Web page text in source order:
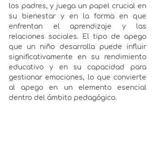
los padres, y juega un papel crucial en
su bienestar y en la forma en que
enfrentan el aprendizaje y las
relaciones sociales. El tipo de apego
que un niño desarrolla puede influir
significativamente en su rendimiento
educativo y en su capacidad para
gestionar emociones, lo que convierte
al apego en un elemento esencial
dentro del ámbito pedagógico.